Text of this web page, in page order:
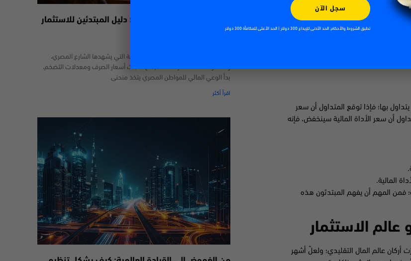
بها؛ فإذا توقع المتداول أن سعر
أن سعر الأداة المالية سينخفض، فإنه
المالية.
فمن المهم أن يفهم المبتدئون هذه
الاستثمار
عالم المال التقليدي؛ ولعلّ أشهر
التداول عبر الإنترنت في مصر: دليل المبتدئين للاستثمار
| 2026
في خضم التحديات الاقتصادية المتسارعة التي يشهدها الشارع المصري،
والمحاولات المستمرة للتأقلم مع تقلبات أسعار الصرف ومعدلات التضخم،
بدأ الوعي المالي للمواطن المصري يتخذ منحنى
اقرأ أكثر
سجل الآن
تطبق الشروط والأحكام: الحد الأدنى للإيداع 300 دولار | الحد الأعلى للمكافأة 300 دولار